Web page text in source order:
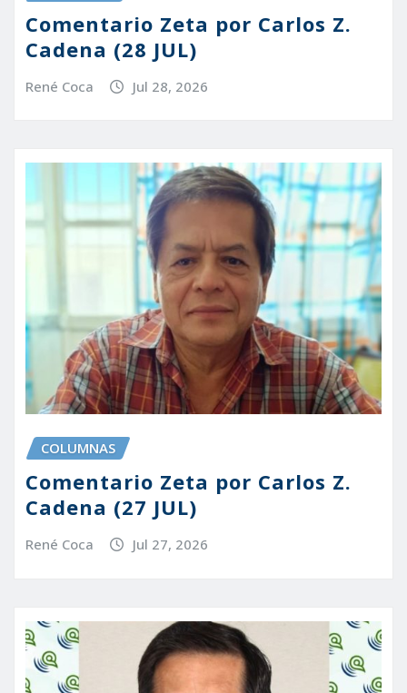
Comentario Zeta por Carlos Z.
Cadena (28 JUL)
René Coca Jul 28, 2026
COLUMNAS
Comentario Zeta por Carlos Z.
Cadena (27 JUL)
René Coca Jul 27, 2026